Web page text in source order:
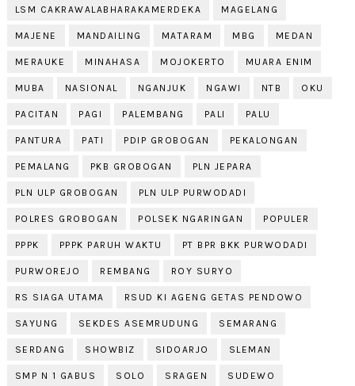
LSM CAKRAWALABHARAKAMERDEKA MAGELANG
MAJENE MANDAILING MATARAM MBG MEDAN
MERAUKE MINAHASA MOJOKERTO MUARA ENIM
MUBA NASIONAL NGANJUK NGAWI NTB OKU
PACITAN PAGI PALEMBANG PALI PALU
PANTURA PATI PDIP GROBOGAN PEKALONGAN
PEMALANG PKB GROBOGAN PLN JEPARA
PLN ULP GROBOGAN PLN ULP PURWODADI
POLRES GROBOGAN POLSEK NGARINGAN POPULER
PPPK PPPK PARUH WAKTU PT BPR BKK PURWODADI
PURWOREJO REMBANG ROY SURYO
RS SIAGA UTAMA RSUD KI AGENG GETAS PENDOWO
SAYUNG SEKDES ASEMRUDUNG SEMARANG
SERDANG SHOWBIZ SIDOARJO SLEMAN
SMP N 1 GABUS SOLO SRAGEN SUDEWO